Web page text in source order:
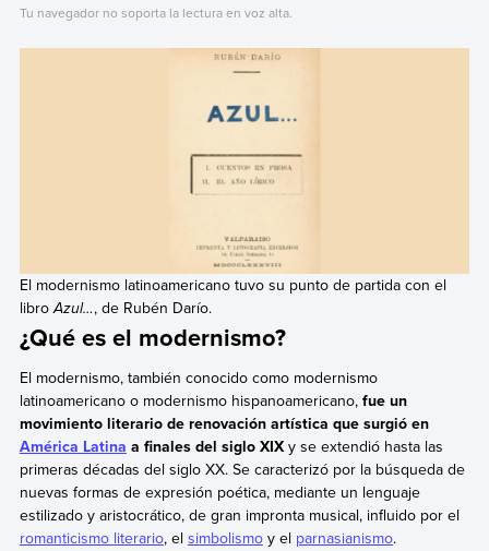
Tu navegador no soporta la lectura en voz alta.
El modernismo latinoamericano tuvo su punto de partida con el
libroAzul…, de Rubén Darío.
¿Qué es el modernismo?
El modernismo, también conocido como modernismo
latinoamericano o modernismo hispanoamericano, fue un
movimiento literario de renovación artística que surgió en
América Latina a finales del siglo XIXy se extendió hasta las
primeras décadas del siglo XX. Se caracterizó por la búsqueda de
nuevas formas de expresión poética, mediante un lenguaje
estilizado y aristocrático, de gran impronta musical, influido por el
romanticismo literario, el simbolismoy el parnasianismo.